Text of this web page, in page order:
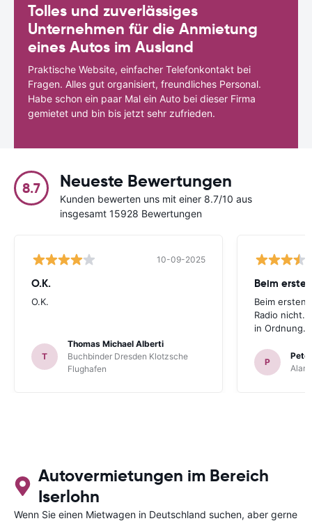
Tolles und zuverlässiges
Unternehmen für die Anmietung
eines Autos im Ausland
Praktische Website, einfacher Telefonkontakt bei
Fragen. Alles gut organisiert, freundliches Personal.
Habe schon ein paar Mal ein Auto bei dieser Firma
gemietet und bin bis jetzt sehr zufrieden.
8.7 Neueste Bewertungen
Kunden bewerten uns mit einer 8.7/10 aus
insgesamt 15928 Bewertungen
10-09-2025
O.K.
O.K.
T
Thomas Michael Alberti
Buchbinder Dresden Klotzsche
Flughafen
Beim
Beim ersten
Radio nicht.
in Ordnung.
P
Autovermietungen im Bereich
Iserlohn
Wenn Sie einen Mietwagen in Deutschland suchen, aber gerne